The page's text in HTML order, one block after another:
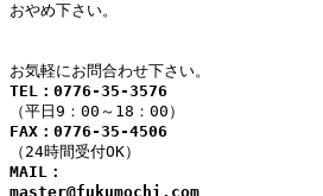
おやめ下さい。
お気軽にお問合わせ下さい。
TEL：0776-35-3576
（平日9：00～18：00）
FAX：0776-35-4506
（24時間受付OK）
MAIL：
master@fukumochi.com